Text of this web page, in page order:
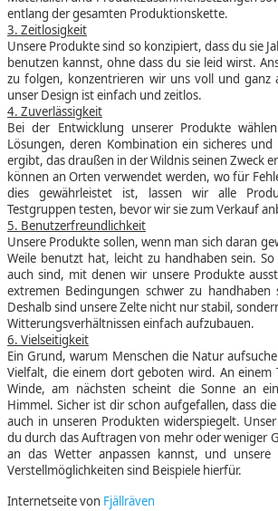
entlang der gesamten Produktionskette.
3. Zeitlosigkeit
Unsere Produkte sind so konzipiert, dass du sie
benutzen kannst, ohne dass du sie leid wirst.
zu folgen, konzentrieren wir uns voll und ganz
unser Design ist einfach und zeitlos.
4. Zuverlässigkeit
Bei der Entwicklung unserer Produkte
Lösungen, deren Kombination ein sicheres und
ergibt, das draußen in der Wildnis seinen Zweck
können an Orten verwendet werden, wo für
dies gewährleistet ist, lassen wir alle
Testgruppen testen, bevor wir sie zum Verkauf
5. Benutzerfreundlichkeit
Unsere Produkte sollen, wenn man sich daran
Weile benutzt hat, leicht zu handhaben sein.
auch sind, mit denen wir unsere Produkte
extremen Bedingungen schwer zu handhaben
Deshalb sind unsere Zelte nicht nur stabil,
Witterungsverhältnissen einfach aufzubauen.
6. Vielseitigkeit
Ein Grund, warum Menschen die Natur
Vielfalt, die einem dort geboten wird. An einem
Winde, am nächsten scheint die Sonne an
Himmel. Sicher ist dir schon aufgefallen, dass
auch in unseren Produkten widerspiegelt.
du durch das Auftragen von mehr oder weniger
an das Wetter anpassen kannst, und unsere
Verstellmöglichkeiten sind Beispiele hierfür.
Internetseite von Fjällräven